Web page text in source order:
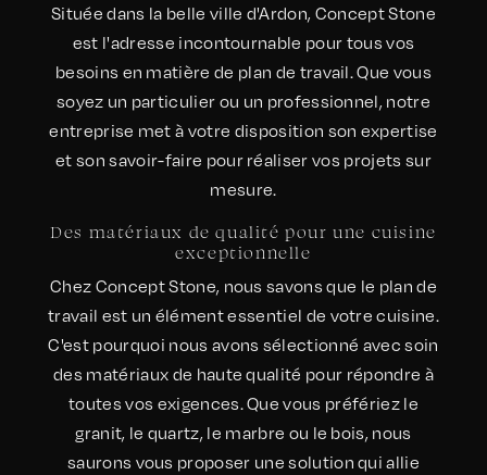
Située dans la belle ville d'Ardon, Concept Stone
est l'adresse incontournable pour tous vos
besoins en matière de plan de travail. Que vous
soyez un particulier ou un professionnel, notre
entreprise met à votre disposition son expertise
et son savoir-faire pour réaliser vos projets sur
mesure.
Des matériaux de qualité pour une cuisine
exceptionnelle
Chez Concept Stone, nous savons que le plan de
travail est un élément essentiel de votre cuisine.
C'est pourquoi nous avons sélectionné avec soin
des matériaux de haute qualité pour répondre à
toutes vos exigences. Que vous préfériez le
granit, le quartz, le marbre ou le bois, nous
saurons vous proposer une solution qui allie